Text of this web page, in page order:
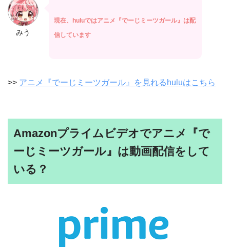
みう
現在、huluではアニメ『でーじミーツガール』は配
信しています
>> アニメ『でーじミーツガール』を見れるhuluはこちら
Amazonプライムビデオでアニメ『で
ーじミーツガール』は動画配信をして
いる？